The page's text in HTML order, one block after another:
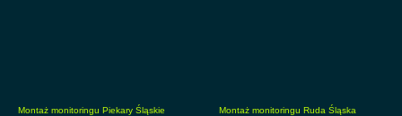
Montaż monitoringu Piekary Śląskie
Montaż monitoringu Ruda Śląska